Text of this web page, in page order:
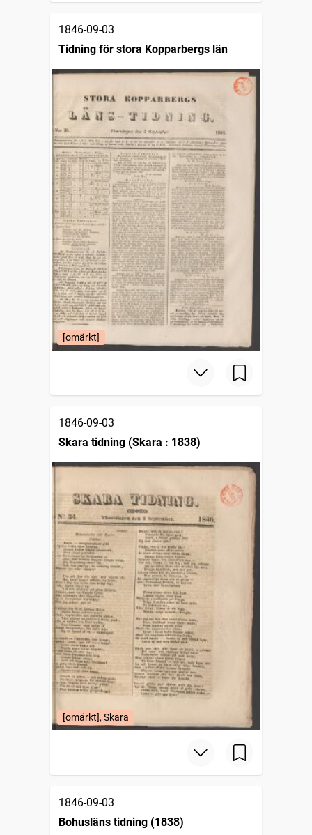
1846-09-03
Tidning för stora Kopparbergs län
[omärkt]
1846-09-03
Skara tidning (Skara : 1838)
[omärkt], Skara
1846-09-03
Bohusläns tidning (1838)